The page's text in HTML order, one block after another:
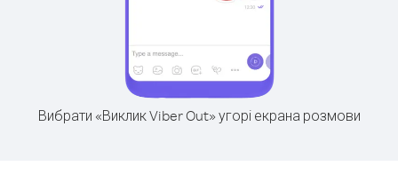
Вибрати «Виклик Viber Out» угорі екрана розмови